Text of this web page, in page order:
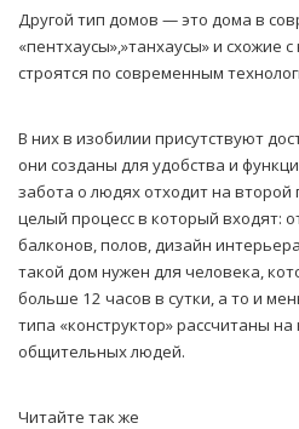
Другой тип домов — это дома в
«пентхаусы»,»танхаусы» и схожие
строятся по современным
В них в изобилии присутствуют
они созданы для удобства и
забота о людях отходит на второй
целый процесс в который входят:
балконов, полов, дизайн
такой дом нужен для человека,
больше 12 часов в сутки, а то и
типа «конструктор» рассчитаны
общительных людей.
Читайте так же